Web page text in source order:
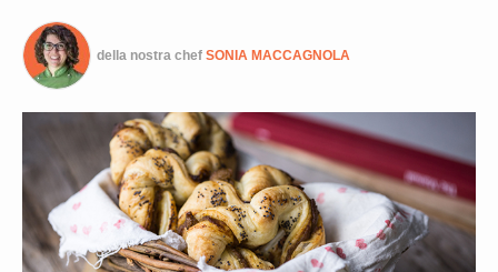
della nostra chef SONIA MACCAGNOLA